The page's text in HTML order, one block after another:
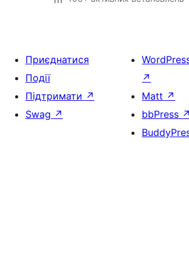
Приєднатися
Події
Підтримати ↗
Swag ↗
↗
Matt ↗
bbPress ↗